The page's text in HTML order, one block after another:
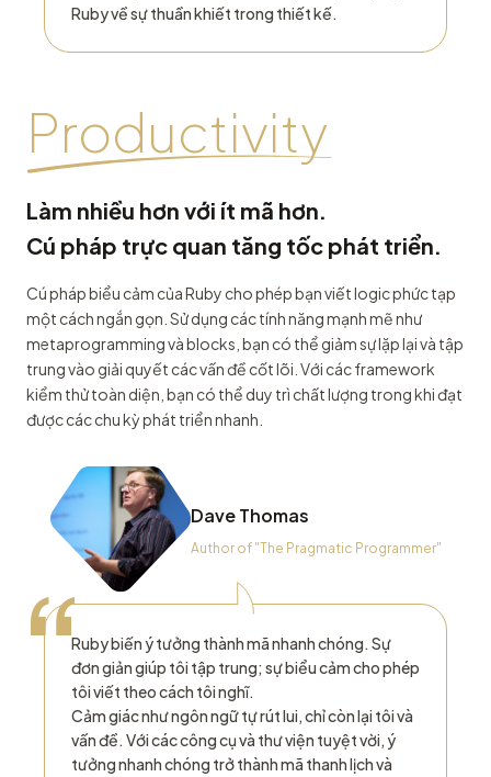
Ruby về sự thuần khiết trong thiết kế.
Productivity
Làm nhiều hơn với ít mã hơn.
Cú pháp trực quan tăng tốc phát triển.
Cú pháp biểu cảm của Ruby cho phép bạn viết logic phức tạp
một cách ngắn gọn. Sử dụng các tính năng mạnh mẽ như
metaprogramming và blocks, bạn có thể giảm sự lặp lại và tập
trung vào giải quyết các vấn đề cốt lõi. Với các framework
kiểm thử toàn diện, bạn có thể duy trì chất lượng trong khi đạt
được các chu kỳ phát triển nhanh.
“Ruby biến ý tưởng thành mã nhanh chóng. Sự
đơn giản giúp tôi tập trung; sự biểu cảm cho phép
tôi viết theo cách tôi nghĩ.
Cảm giác như ngôn ngữ tự rút lui, chỉ còn lại tôi và
vấn đề. Với các công cụ và thư viện tuyệt vời, ý
tưởng nhanh chóng trở thành mã thanh lịch và
Dave Thomas
Author of "The Pragmatic Programmer"